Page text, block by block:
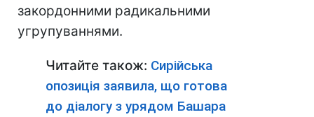
закордонними радикальними
угрупуваннями.
Читайте також: Сирійська
опозиція заявила, що готова
до діалогу з урядом Башара